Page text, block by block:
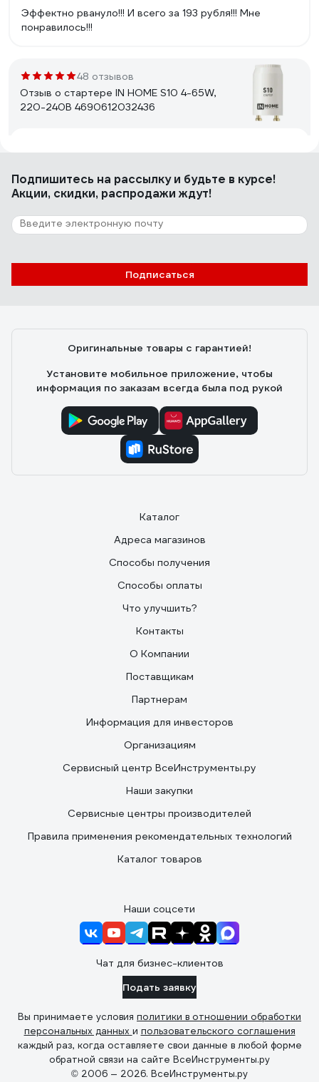
Эффектно рвануло!!! И всего за 193 рубля!!! Мне
понравилось!!!
48 отзывов
Отзыв о стартере IN HOME S10 4-65W,
220-240В 4690612032436
11 отзывов
Отзыв о карболитовом патроне IEK Пкб14-
02-K01
Алексей М.
27.11.2024
Подпишитесь на рассылкуи будьте в курсе!
Акции, скидки, распродажи ждут!
Подписаться
Оригинальные товары с гарантией!
Установите мобильное приложение, чтобы
информация по заказам всегда была под рукой
Каталог
Адреса магазинов
Способы получения
Способы оплаты
Что улучшить?
Контакты
О Компании
Поставщикам
Партнерам
Информация для инвесторов
Организациям
Сервисный центр ВсеИнструменты.ру
Наши закупки
Сервисные центры производителей
Правила применения рекомендательных технологий
Каталог товаров
Наши соцсети
Чат для бизнес-клиентов
Подать заявку
Вы принимаете условия политики в отношении обработки
персональных данных и пользовательского соглашения
каждый раз, когда оставляете свои данные в любой форме
обратной связи на сайте ВсеИнструменты.ру
© 2006 — 2026. ВсеИнструменты.ру